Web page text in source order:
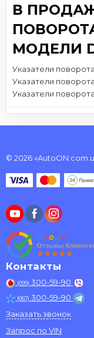
В
МОДЕЛИ
Указатели
Указатели
Указатели
© 2026
Контакты
(099) 300-59-90
(067) 300-59-90
Заказать звонок
Запрос по VIN